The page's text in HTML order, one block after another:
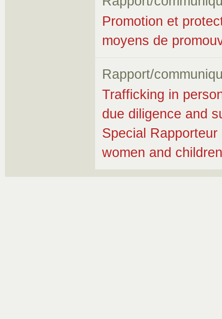
Promotion et
moyens de
Rapport/
Trafficking in
due diligence and
Special
women and children